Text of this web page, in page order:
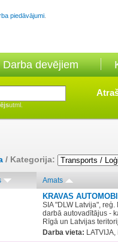
piedāvājumi
Darba devējiem
utml.
/ Kategorija:
Amats
KRAVAS
SIA "DLW Latvija",
darbā autovadītājus -
Rīgā un Latvijas
Darba vieta: